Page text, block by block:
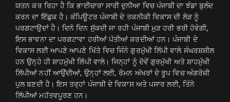
ਯਤਨ ਕਰ ਰਿਹਾ ਹੈ ਕਿ ਭਾਈਚਾਰਾ ਸਾਰੀ ਦੁਨੀਆ ਵਿਚ ਪੰਜਾਬੀ ਦਾ ਝੰਡਾ ਬੁਲੰਦ
ਕਰਨ ਦਾ ਇੱਛੁਕ ਹੈ। ਕੰਪਿਊਟਰ ਪੰਜਾਬੀ ਦੇ ਤਕਨੀਕੀ ਵਿਕਾਸ ਦੀ ਲੋੜ ਨੂੰ
ਪਰਗਟਾਉਦਾਂ ਹੈ। ਦਿਨੋ ਦਿਨ ਸੁੱਕਦੀ ਜਾ ਰਹੀ ਪੰਜਾਬੀ ਮੁੜ ਹਰੀ ਭਰੀ ਹੋਵੇਗੀ,
ਇਸ ਭਾਵਨਾ ਦਾ ਪਰਗਟਾਵਾ ਹਰੀਆਂ ਪੱਤੀਆਂ ਕਰਦੀਆਂ ਹਨ। ਪੰਜਾਬੀ ਦੇ
ਵਿਕਾਸ ਲਈ ਆਪਣੇ ਆਪਣੇ ਖਿੱਤੇ ਵਿਚ ਜਿੰਨੇ ਗੁਰਮੁੱਖੀ ਲਿੱਪੀ ਵਾਲੇ ਸੰਘਰਸ਼ਸ਼ੀਲ
ਹਨ ਉਨ੍ਹੇ ਹੀ ਸ਼ਾਹਮੁੱਖੀ ਲਿੱਪੀ ਵਾਲੇ। ਜਿਨ੍ਹਾਂ ਨੂੰ ਦੋਵੇਂ ਗੁਰਮੁੱਖੀ ਅਤੇ ਸ਼ਾਹਮੁੱਖੀ
ਲਿੱਪੀਆਂ ਨਹੀਂ ਆਉਂਦੀਆਂ, ਉਨ੍ਹਾਂ ਲਈ, ਰੋਮਨ ਅੱਖਰਾਂ ਦੇ ਰੂਪ ਵਿਚ ਅੰਗਰੇਜ਼ੀ
ਪੁਲ ਬਣਦੀ ਹੈ। ਇਸ ਤਰ੍ਹਾਂ ਪੰਜਾਬੀ ਦੇ ਵਿਕਾਸ ਅਤੇ ਪਸਾਰ ਲਈ, ਤਿੰਨੇ
ਲਿੱਪੀਆਂ ਮਹੱਤਵਪੂਰਣ ਹਨ।